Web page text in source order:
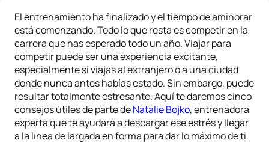
El entrenamiento ha finalizado y el tiempo de aminorar
está comenzando. Todo lo que resta es competir en la
carrera que has esperado todo un año. Viajar para
competir puede ser una experiencia excitante,
especialmente si viajas al extranjero o a una ciudad
donde nunca antes habías estado. Sin embargo, puede
resultar totalmente estresante. Aquí te daremos cinco
consejos útiles de parte deNatalie Bojko, entrenadora
experta que te ayudará a descargar ese estrés y llegar
a la línea de largada en forma para dar lo máximo de ti.